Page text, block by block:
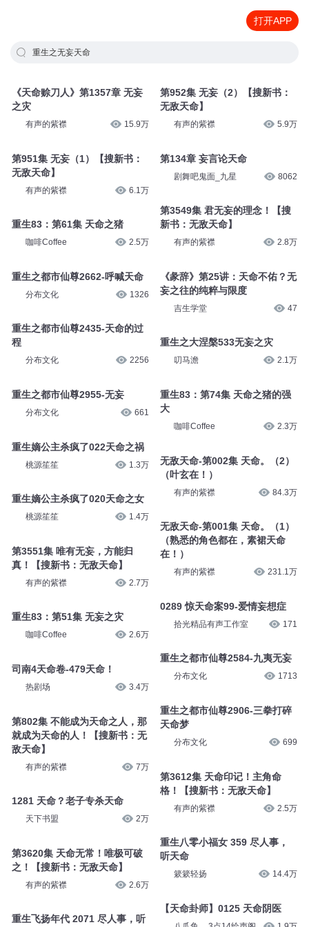
打开APP
重生之无妄天命
《天命赊刀人》第1357章 无妄
之灾
有声的紫襟 15.9万
第951集 无妄（1）【搜新书：
无敌天命】
有声的紫襟 6.1万
重生83：第61集 天命之猪
咖啡Coffee 2.5万
重生之都市仙尊2662-呼喊天命
分布文化 1326
重生之都市仙尊2435-天命的过
程
分布文化 2256
重生之都市仙尊2955-无妄
分布文化 661
重生嫡公主杀疯了022天命之祸
桃源笙笙 1.3万
重生嫡公主杀疯了020天命之女
桃源笙笙 1.4万
第3551集 唯有无妄，方能归
真！【搜新书：无敌天命】
有声的紫襟 2.7万
重生83：第51集 无妄之灾
咖啡Coffee 2.6万
司南4天命卷-479天命！
热剧场 3.4万
第802集 不能成为天命之人，那
就成为天命的人！【搜新书：无
敌天命】
有声的紫襟 7万
1281 天命？老子专杀天命
天下书盟 2万
第3620集 天命无常！唯极可破
之！【搜新书：无敌天命】
有声的紫襟 2.6万
重生飞扬年代 2071 尽人事，听
第952集 无妄（2）【搜新书：
无敌天命】
有声的紫襟 5.9万
第134章 妄言论天命
剧舞吧鬼面_九星 8062
第3549集 君无妄的理念！【搜
新书：无敌天命】
有声的紫襟 2.8万
《彖辞》第25讲：天命不佑？无
妄之往的纯粹与限度
吉生学堂 47
重生之大涅槃533无妄之灾
叨马澹 2.1万
重生83：第74集 天命之猪的强
大
咖啡Coffee 2.3万
无敌天命-第002集 天命。（2）
（叶玄在！）
有声的紫襟 84.3万
无敌天命-第001集 天命。（1）
（熟悉的角色都在，素裙天命
在！）
有声的紫襟 231.1万
0289 惊天命案99-爱情妄想症
拾光精品有声工作室 171
重生之都市仙尊2584-九夷无妄
分布文化 1713
重生之都市仙尊2906-三拳打碎
天命梦
分布文化 699
第3612集 天命印记！主角命
格！【搜新书：无敌天命】
有声的紫襟 2.5万
重生八零小福女 359 尽人事，
听天命
簌簌轻扬 14.4万
【天命卦师】0125 天命阴医